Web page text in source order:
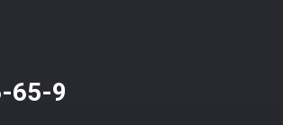
65-9